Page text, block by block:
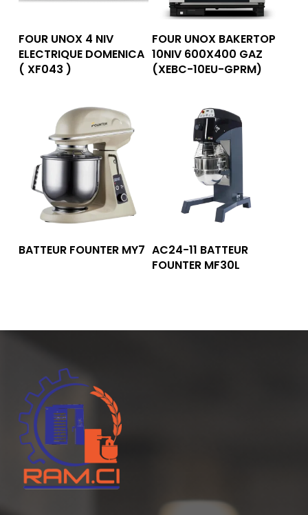
Lire La Suite
FOUR UNOX 4 NIV
ELECTRIQUE DOMENICA
( XF043 )
Lire La Suite
FOUR UNOX BAKERTOP
10NIV 600X400 GAZ
(XEBC-10EU-GPRM)
Lire La Suite
BATTEUR FOUNTER MY7 Lire La Suite
AC24-11 BATTEUR
FOUNTER MF30L